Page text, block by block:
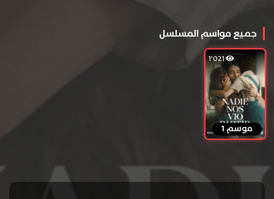
جميع مواسم المسلسل
موسم 1